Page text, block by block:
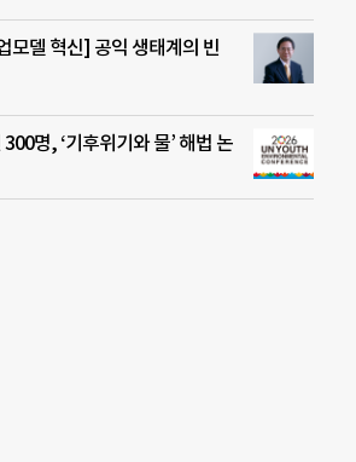
모델 혁신] 공익 생태계의 빈
명, ‘기후위기와 물’ 해법 논